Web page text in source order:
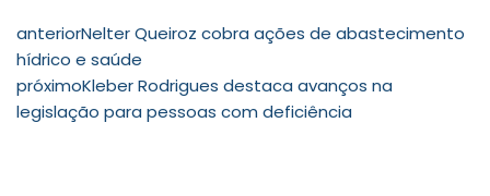
anteriorNelter Queiroz cobra ações de abastecimento
hídrico e saúde
próximoKleber Rodrigues destaca avanços na
legislação para pessoas com deficiência